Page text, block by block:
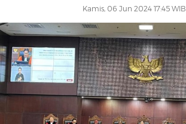
Buntut
Tak
Umumkan
Status
Kamis, 06 Jun 2024 17:45 WIB